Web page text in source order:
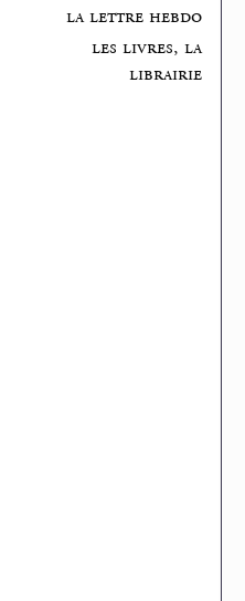
la lettre hebdo
les livres, la
librairie